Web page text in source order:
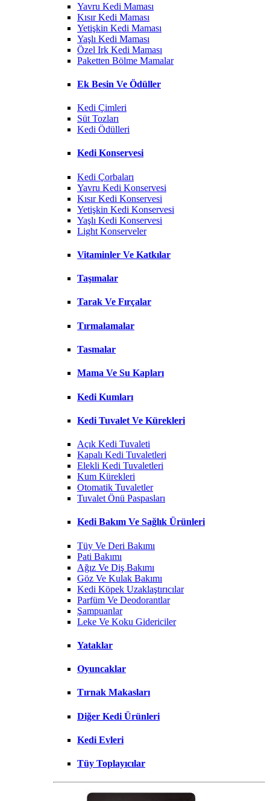
Yavru Kedi Maması
Kısır Kedi Maması
Yetişkin Kedi Maması
Yaşlı Kedi Maması
Özel Irk Kedi Maması
Paketten Bölme Mamalar
Ek Besin Ve Ödüller
Kedi Çimleri
Süt Tozları
Kedi Ödülleri
Kedi Konservesi
Kedi Çorbaları
Yavru Kedi Konservesi
Kısır Kedi Konservesi
Yetişkin Kedi Konservesi
Yaşlı Kedi Konservesi
Light Konserveler
Vitaminler Ve Katkılar
Taşımalar
Tarak Ve Fırçalar
Tırmalamalar
Tasmalar
Mama Ve Su Kapları
Kedi Kumları
Kedi Tuvalet Ve Kürekleri
Açık Kedi Tuvaleti
Kapalı Kedi Tuvaletleri
Elekli Kedi Tuvaletleri
Kum Kürekleri
Otomatik Tuvaletler
Tuvalet Önü Paspasları
Kedi Bakım Ve Sağlık Ürünleri
Tüy Ve Deri Bakımı
Pati Bakımı
Ağız Ve Diş Bakımı
Göz Ve Kulak Bakımı
Kedi Köpek Uzaklaştırıcılar
Parfüm Ve Deodorantlar
Şampuanlar
Leke Ve Koku Gidericiler
Yataklar
Oyuncaklar
Tırnak Makasları
Diğer Kedi Ürünleri
Kedi Evleri
Tüy Toplayıcılar